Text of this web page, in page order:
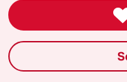
Newsletter